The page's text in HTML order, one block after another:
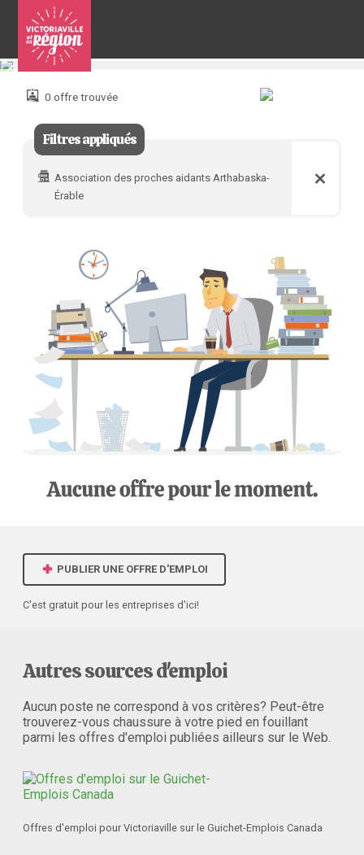
Pour
joindre 0 offre trouvée
Filtres appliqués
Association des proches aidants Arthabaska-
Érable
PUBLIER UNE OFFRE D'EMPLOI
C'est gratuit pour les entreprises d'ici!
Autres sources d'emploi
Aucun poste ne correspond à vos critères? Peut-être
trouverez-vous chaussure à votre pied en fouillant
parmi les offres d'emploi publiées ailleurs sur le Web.
Offres d'emploi pour Victoriaville sur le Guichet-Emplois Canada